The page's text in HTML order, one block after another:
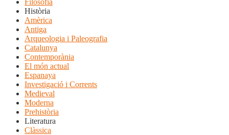
Filosofia
Història
Amèrica
Antiga
Arqueologia i Paleografia
Catalunya
Contemporània
El món actual
Espanaya
Investigació i Corrents
Medieval
Moderna
Prehistòria
Literatura
Clàssica